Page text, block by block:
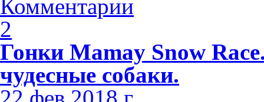
Комментарии
2
Гонки Mamay Snow
чудесные собаки.